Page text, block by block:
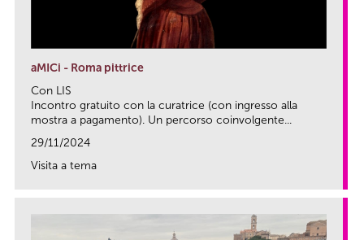
aMICi - Roma pittrice
Con LIS
Incontro gratuito con la curatrice (con ingresso alla
mostra a pagamento). Un percorso coinvolgente...
29/11/2024
Visita a tema